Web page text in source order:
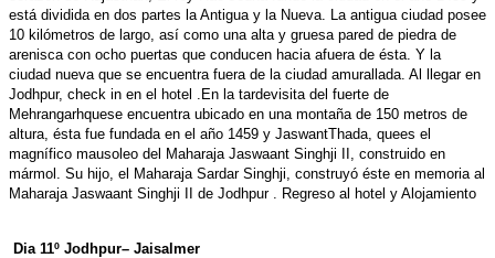
está dividida en dos partes la Antigua y la Nueva. La antigua ciudad posee
10 kilómetros de largo, así como una alta y gruesa pared de piedra de
arenisca con ocho puertas que conducen hacia afuera de ésta. Y la
ciudad nueva que se encuentra fuera de la ciudad amurallada. Al llegar en
Jodhpur, check in en el hotel .En la tardevisita del fuerte de
Mehrangarhquese encuentra ubicado en una montaña de 150 metros de
altura, ésta fue fundada en el año 1459 y JaswantThada, quees el
magnífico mausoleo del Maharaja Jaswaant Singhji II, construido en
mármol. Su hijo, el Maharaja Sardar Singhji, construyó éste en memoria al
Maharaja Jaswaant Singhji II de Jodhpur . Regreso al hotel y Alojamiento
Dia 11º Jodhpur– Jaisalmer